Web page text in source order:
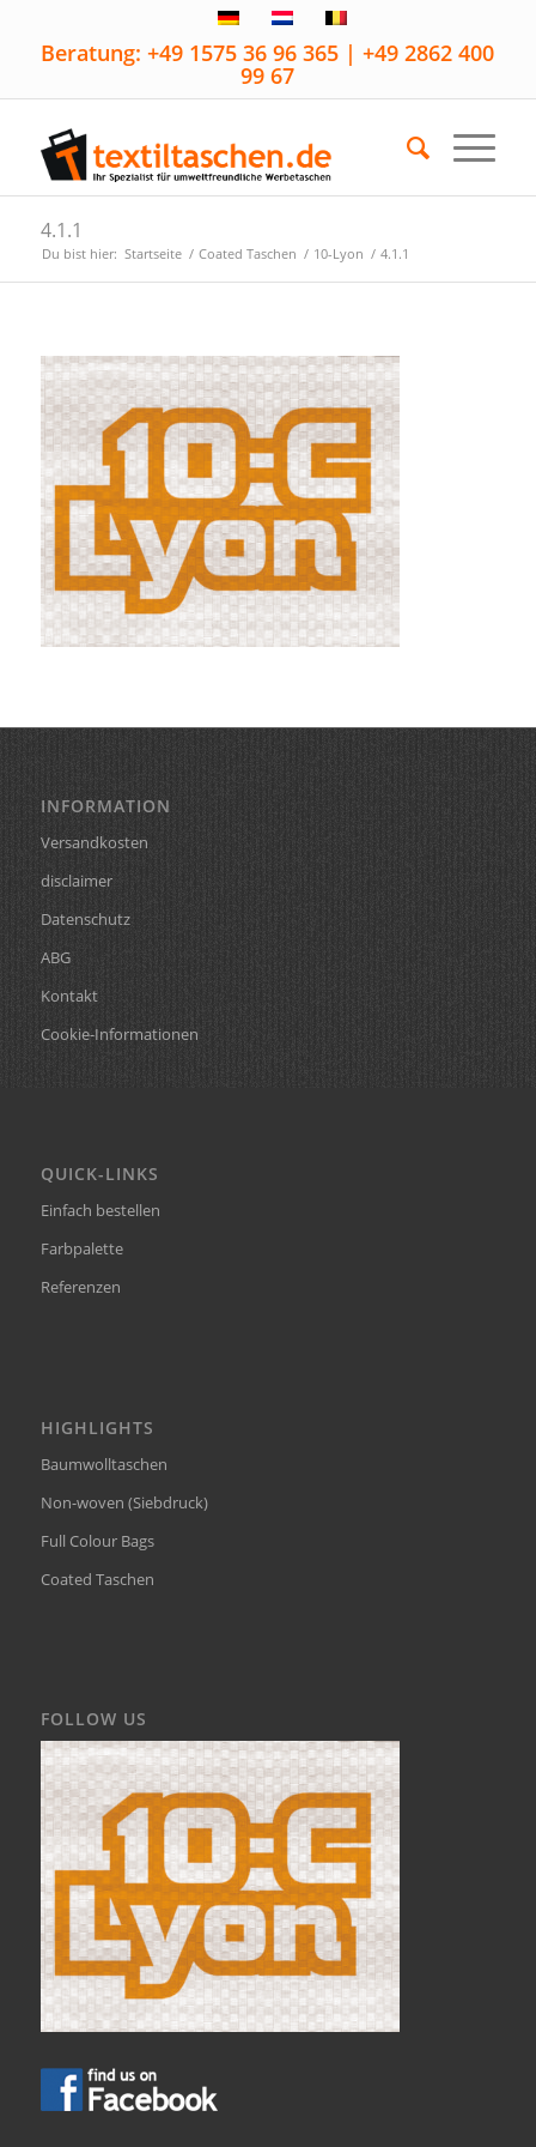
Beratung: +49 1575 36 96 365 | +49 2862 400
99 67
4.1.1
Du bist hier: Startseite / Coated Taschen / 10-Lyon / 4.1.1
INFORMATION
Versandkosten
disclaimer
Datenschutz
ABG
Kontakt
Cookie-Informationen
QUICK-LINKS
Einfach bestellen
Farbpalette
Referenzen
HIGHLIGHTS
Baumwolltaschen
Non-woven (Siebdruck)
Full Colour Bags
Coated Taschen
FOLLOW US